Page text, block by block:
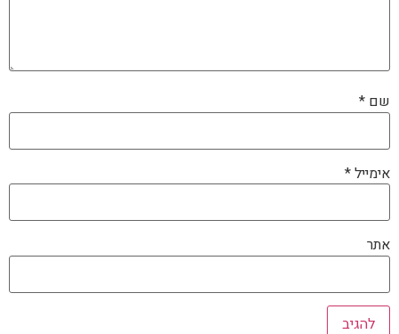
שם *
אימייל*
אתר